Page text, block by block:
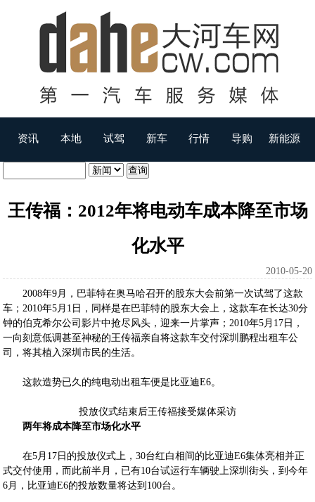
资讯 本地 试驾 新车 行情 导购 新能源
王传福：2012年将电动车成本降至市场
化水平
2010-05-20
2008年9月，巴菲特在奥马哈召开的股东大会前第一次试驾了这款
车；2010年5月1日，同样是在巴菲特的股东大会上，这款车在长达30分
钟的伯克希尔公司影片中抢尽风头，迎来一片掌声；2010年5月17日，
一向刻意低调甚至神秘的王传福亲自将这款车交付深圳鹏程出租车公
司，将其植入深圳市民的生活。
这款造势已久的纯电动出租车便是比亚迪E6。
投放仪式结束后王传福接受媒体采访
两年将成本降至市场化水平
在5月17日的投放仪式上，30台红白相间的比亚迪E6集体亮相并正
式交付使用，而此前半月，已有10台试运行车辆驶上深圳街头，到今年
6月，比亚迪E6的投放数量将达到100台。